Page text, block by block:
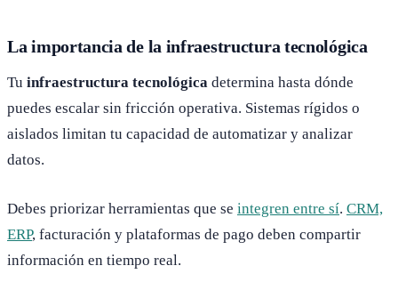
La importancia de la infraestructura tecnológica
Tu infraestructura tecnológica determina hasta dónde
puedes escalar sin fricción operativa. Sistemas rígidos o
aislados limitan tu capacidad de automatizar y analizar
datos.
Debes priorizar herramientas que se integren entre sí. CRM,
ERP, facturación y plataformas de pago deben compartir
información en tiempo real.